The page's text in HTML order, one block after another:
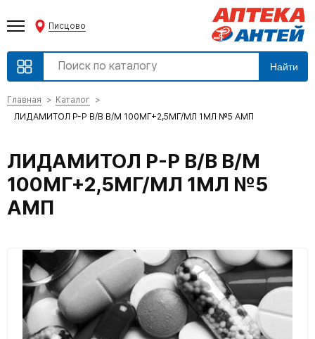
Писцово
Найти
Главная
Каталог
ЛИДАМИТОЛ Р-Р В/В В/М 100МГ+2,5МГ/МЛ 1МЛ №5 АМП
ЛИДАМИТОЛ Р-Р В/В В/М
100МГ+2,5МГ/МЛ 1МЛ №5
АМП